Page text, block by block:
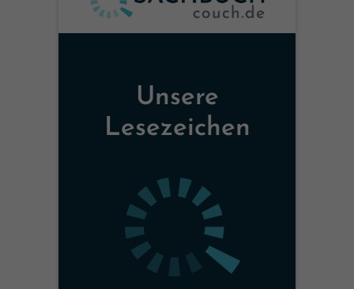
Unsere
Lesezeichen